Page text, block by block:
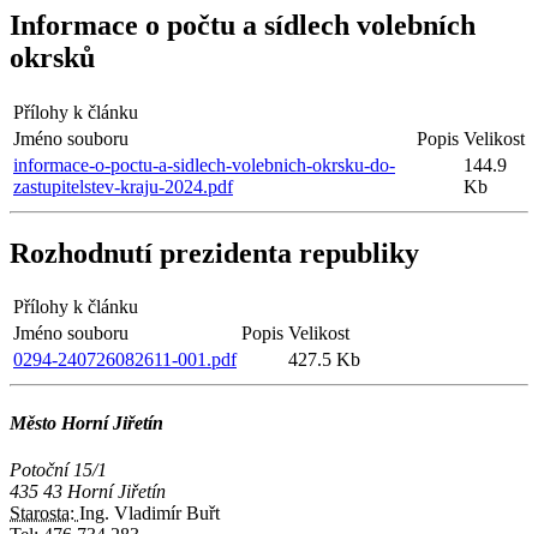
Informace o počtu a sídlech volebních
okrsků
Přílohy k článku
Jméno souboru
Popis Velikost
informace-o-poctu-a-sidlech-volebnich-okrsku-do-
zastupitelstev-kraju-2024.pdf
144.9
Kb
Rozhodnutí prezidenta republiky
Přílohy k článku
Jméno souboru
Popis Velikost
0294-240726082611-001.pdf
427.5 Kb
Město Horní Jiřetín
Potoční 15/1
435 43 Horní Jiřetín
Starosta: Ing. Vladimír Buřt